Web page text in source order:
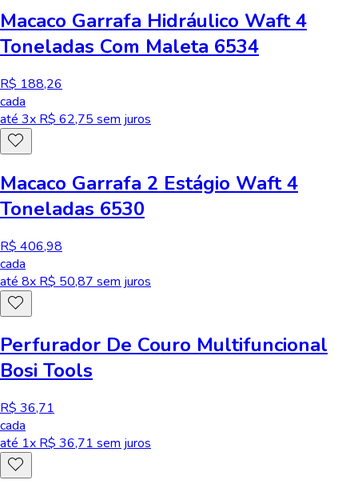
Macaco Garrafa Hidráulico Waft 4
Toneladas Com Maleta 6534
R$ 188,26
cada
até 3x R$ 62,75 sem juros
Macaco Garrafa 2 Estágio Waft 4
Toneladas 6530
R$ 406,98
cada
até 8x R$ 50,87 sem juros
Perfurador De Couro Multifuncional
Bosi Tools
R$ 36,71
cada
até 1x R$ 36,71 sem juros